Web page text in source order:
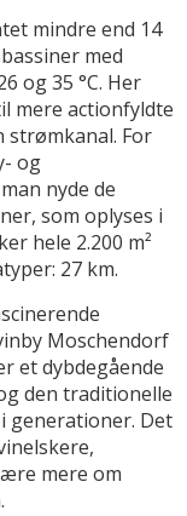
mindre end 14
med
og 35 °C. Her
mere actionfyldte
strømkanal. For
og
nyde de
som oplyses i
hele 2.200 m²
27 km.
Moschendorf
et dybdegående
den traditionelle
generationer. Det
mere om